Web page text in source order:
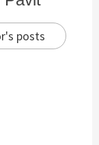
posts